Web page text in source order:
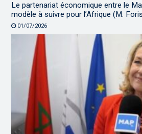
Le partenariat économique entre le
modèle à suivre pour l’Afrique (M.
01/07/2026